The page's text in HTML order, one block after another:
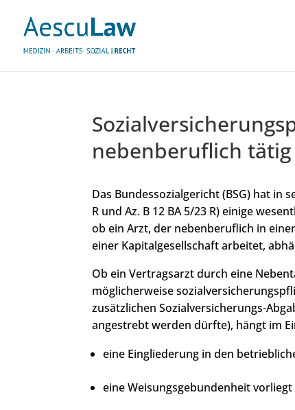
nebenberuflich tätig
Das Bundessozialgericht (BSG) hat in
R und Az. B 12 BA 5/23 R) einige
ob ein Arzt, der nebenberuflich in
einer Kapitalgesellschaft arbeitet,
Ob ein Vertragsarzt durch eine
möglicherweise
zusätzlichen Sozialversicherungs-
angestrebt werden dürfte), hängt im
eine Eingliederung in den
eine Weisungsgebundenheit vorliegt